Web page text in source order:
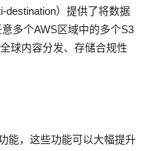
destination）提供了将数据
多个AWS区域中的多个S3
球内容分发、存储合规性
能，这些功能可以大幅提升